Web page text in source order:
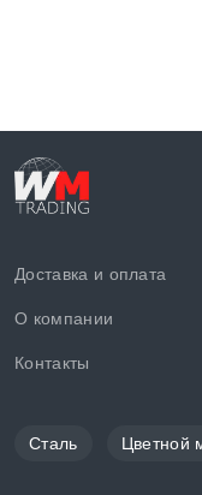
Доставка и оплата
О компании
Контакты
Сталь Цветной